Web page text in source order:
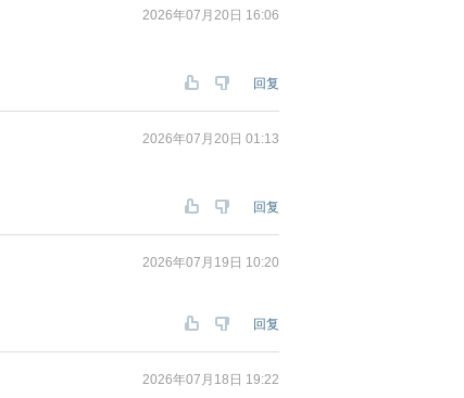
2026年07月20日 16:06
回复
2026年07月20日 01:13
回复
2026年07月19日 10:20
回复
2026年07月18日 19:22